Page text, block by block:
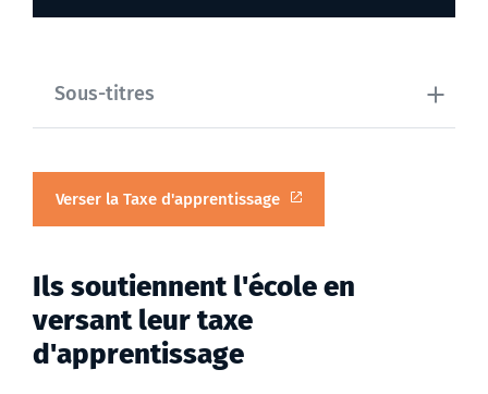
Sous-titres
Verser la Taxe d'apprentissage
Ils soutiennent l'école en
versant leur taxe
d'apprentissage